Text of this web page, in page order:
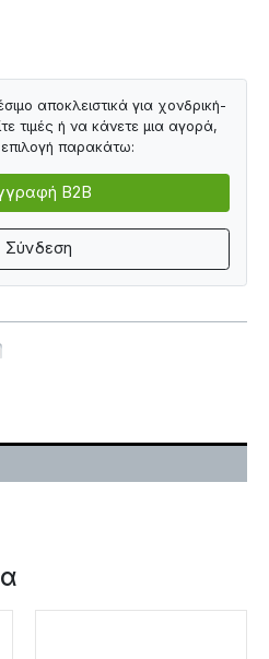
αποκλειστικά για χονδρική-
τιμές ή να κάνετε μια αγορά,
επιλογή παρακάτω:
B2B
Σύνδεση